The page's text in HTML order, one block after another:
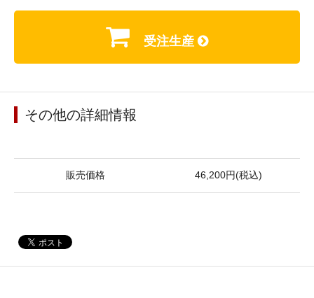
受注生産
その他の詳細情報
販売価格 46,200円(税込)